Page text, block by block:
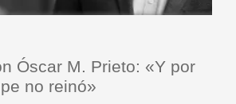
Óscar M. Prieto: «Y por
no reinó»